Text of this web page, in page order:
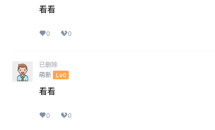
看看
0 0
已删除
萌新 Lv0
看看
0 0